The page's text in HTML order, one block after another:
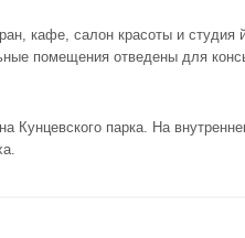
кафе, салон красоты и студия
помещения отведены для
Кунцевского парка. На